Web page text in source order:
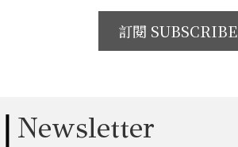
訂閱 SUBSCRIBE
Newsletter